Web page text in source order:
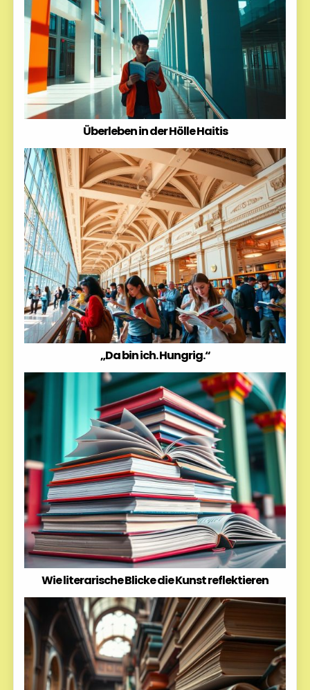
Überleben in der Hölle Haitis
„Da bin ich. Hungrig.“
Wie literarische Blicke die Kunst reflektieren